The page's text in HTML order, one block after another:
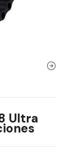
Ultra